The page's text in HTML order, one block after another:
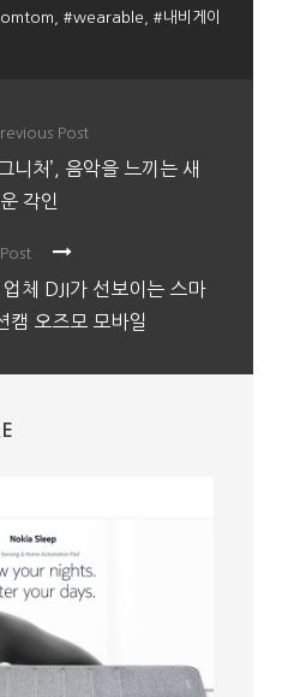
#wearable
#내비게이
Post
니처’, 음악을 느끼는 새
각인
체 DJI가 선보이는 스마
캠 오즈모 모바일